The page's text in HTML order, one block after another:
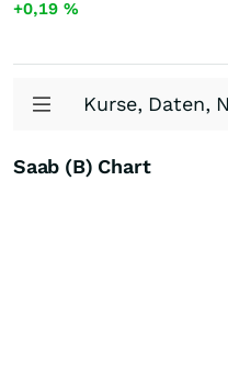
+0,19 %
Kurse, Daten,
Saab (B) Chart